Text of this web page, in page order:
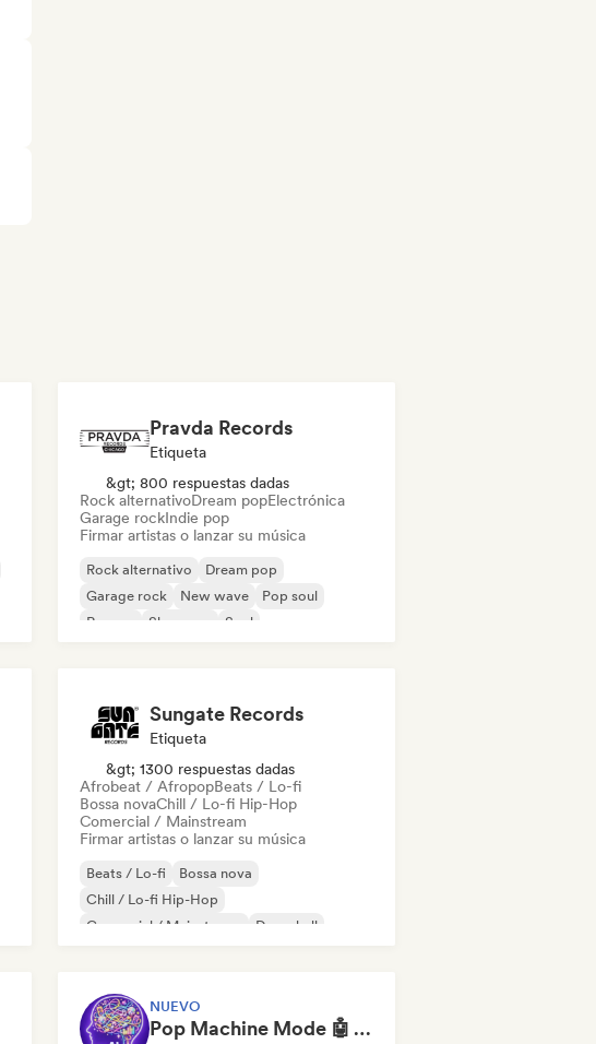
Pravda Records
Etiqueta
&gt; 800 respuestas dadas
Rock alternativoDream popElectrónica
Garage rockIndie pop
Firmar artistas o lanzar su música
Rock alternativo
Dream pop
Garage rock
New wave
Pop soul
Reggae
Shoegaze Soul
Sungate Records
Etiqueta
&gt; 1300 respuestas dadas
Afrobeat / AfropopBeats / Lo-fi
Bossa novaChill / Lo-fi Hip-Hop
Comercial / Mainstream
Firmar artistas o lanzar su música
Beats / Lo-fi
Bossa nova
Chill / Lo-fi Hip-Hop
Comercial / Mainstream
Dancehall
NUEVO
Pop Machine Mode 🤖 AI Music, Indie Pop & Dream Pop